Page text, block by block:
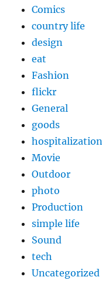
Comics
country life
design
eat
Fashion
flickr
General
goods
hospitalization
Movie
Outdoor
photo
Production
simple life
Sound
tech
Uncategorized